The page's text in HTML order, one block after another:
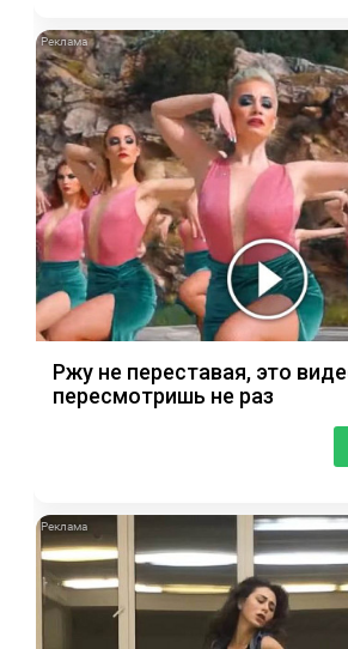
Ржу не переставая, это
пересмотришь не раз